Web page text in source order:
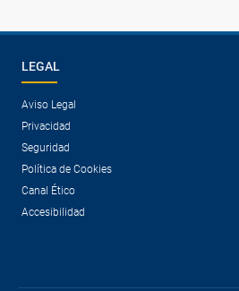
LEGAL
Aviso Legal
Privacidad
Seguridad
Política de Cookies
Canal Ético
Accesibilidad